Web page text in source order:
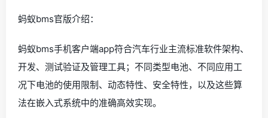
蚂蚁bms官版介绍：
蚂蚁bms手机客户端app符合汽车行业主流标准软件架构、
开发、测试验证及管理工具；不同类型电池、不同应用工
况下电池的使用限制、动态特性、安全特性，以及这些算
法在嵌入式系统中的准确高效实现。